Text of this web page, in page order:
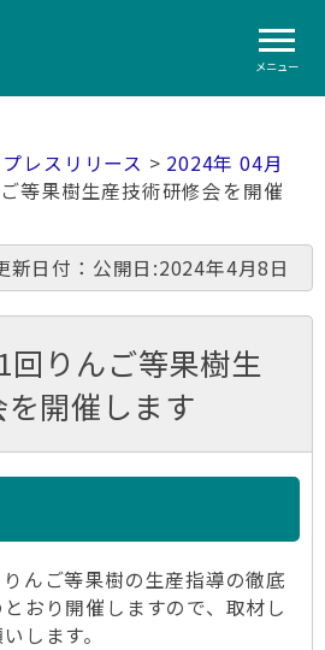
メニュー
プレスリリース > 2024年 04月
等果樹生産技術研修会を開催
新日付：公開日:2024年4月8日
回りんご等果樹生
開催します
んご等果樹の生産指導の徹底
おり開催しますので、取材し
します。